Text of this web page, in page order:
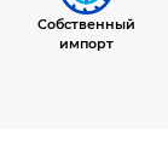
Собственный
импорт